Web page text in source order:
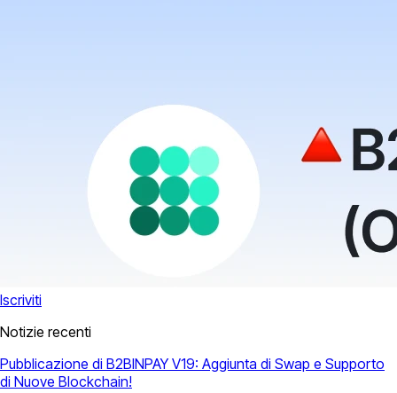
Iscriviti
Notizie recenti
Pubblicazione di B2BINPAY V19: Aggiunta di Swap e Supporto
di Nuove Blockchain!